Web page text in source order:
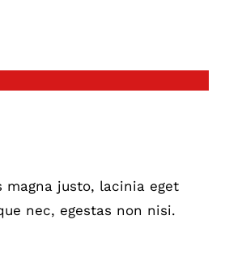
justo, lacinia eget
nec, egestas non nisi.